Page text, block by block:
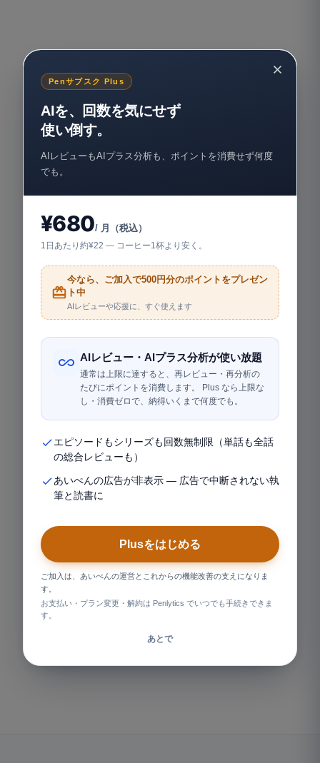
Penサブスク Plus
AIを、回数を気にせず
使い倒す。
AIレビューもAIプラス分析も、ポイントを消費せず何度
でも。
¥680/ 月（税込）
1日あたり約¥22 — コーヒー1杯より安く。
今なら、ご加入で500円分のポイントをプレゼン
ト中
AIレビューや応援に、すぐ使えます
AIレビュー・AIプラス分析が使い放題
通常は上限に達すると、再レビュー・再分析の
たびにポイントを消費します。 Plus なら上限な
し・消費ゼロで、納得いくまで何度でも。
エピソードもシリーズも回数無制限（単話も全話
の総合レビューも）
あいぺんの広告が非表示 — 広告で中断されない執
筆と読書に
Plusをはじめる
ご加入は、あいぺんの運営とこれからの機能改善の支えになりま
す。
お支払い・プラン変更・解約は Penlytics でいつでも手続きできま
す。
あとで